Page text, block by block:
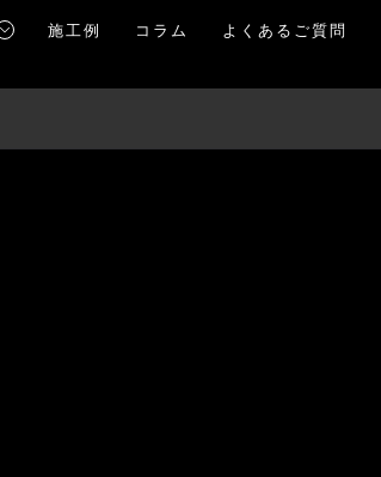
施工例 コラム よくあるご質問